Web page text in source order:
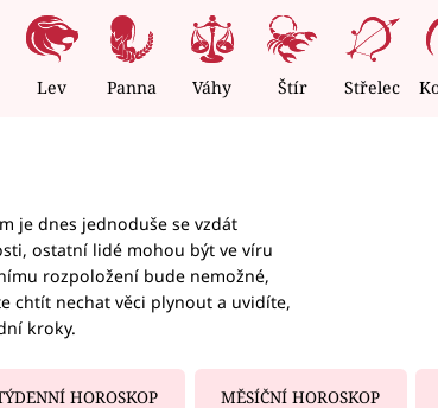
Lev Panna Váhy Štír Střelec
je dnes jednoduše se vzdát
ostatní lidé mohou být ve víru
rozpoložení bude nemožné,
chtít nechat věci plynout a uvidíte,
kroky.
HOROSKOP MĚSÍČNÍ HOROSKOP